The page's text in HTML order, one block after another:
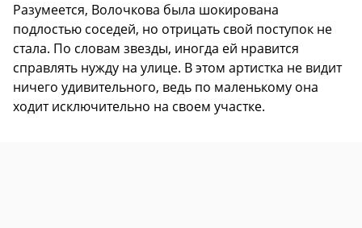
Разумеется, Волочкова была шокирована
подлостью соседей, но отрицать свой поступок не
стала. По словам звезды, иногда ей нравится
справлять нужду на улице. В этом артистка не видит
ничего удивительного, ведь по маленькому она
ходит исключительно на своем участке.